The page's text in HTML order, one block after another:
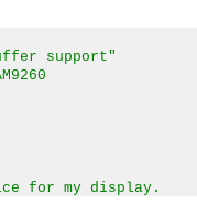
support"
for my display.